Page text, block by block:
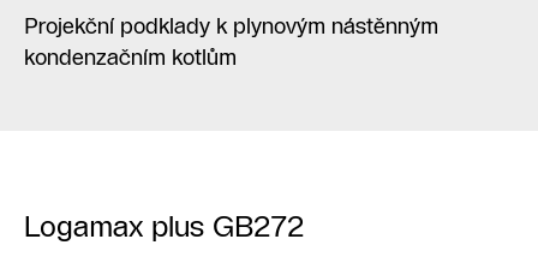
Projekční podklady k plynovým nástěnným
kondenzačním kotlům
Logamax plus GB272